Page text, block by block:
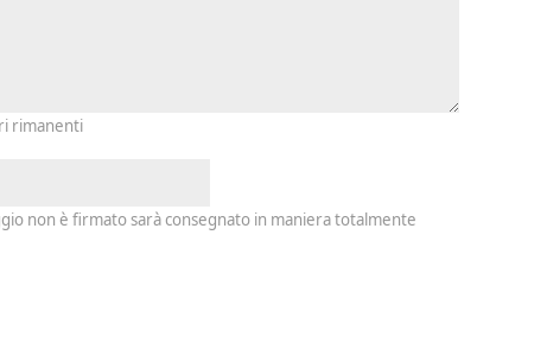
rimanenti
non è firmato sarà consegnato in maniera totalmente